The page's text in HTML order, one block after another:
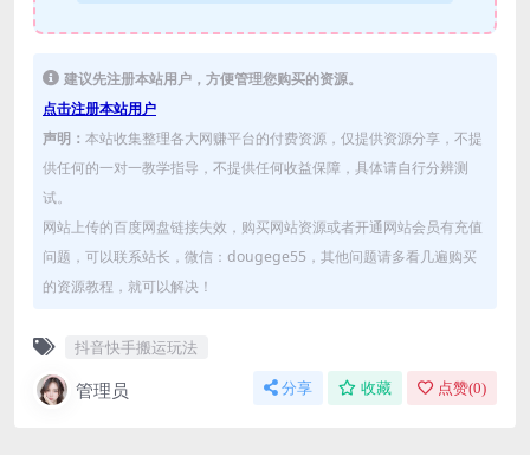
建议先注册本站用户，方便管理您购买的资源。
点击注册本站用户
声明： 本站收集整理各大网赚平台的付费资源，仅提供资源分享，不提
供任何的一对一教学指导，不提供任何收益保障，具体请自行分辨测
试。
网站上传的百度网盘链接失效，购买网站资源或者开通网站会员有充值
问题，可以联系站长，微信：dougege55，其他问题请多看几遍购买
的资源教程，就可以解决！
抖音快手搬运玩法
管理员 分享 收藏 点赞(0)